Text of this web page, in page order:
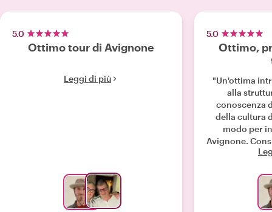
5.0
Ottimo tour di Avignone
Leggi di più
5.0
Ottimo,
"Un'ottima
alla
conoscenza
della cultura
modo per
Avignone. Consiglio vivamente questo